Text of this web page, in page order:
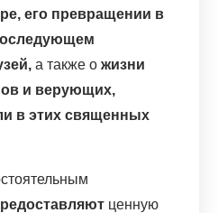
его превращении в
а также о жизни
и верующих,
в этих священных
ценную